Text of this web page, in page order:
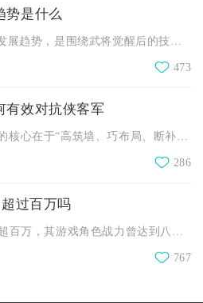
势是什么
攻城掠地中“醒”玩法的核心发展趋势，是围绕武将觉醒后的技能迭...
473
有效对抗侠客军
三国志战略版中对抗侠客军的核心在于“高筑墙、巧布局、断补给、...
286
过百万吗
新笑傲江湖中PDD的战力远超百万，其游戏角色战力曾达到八百多...
767